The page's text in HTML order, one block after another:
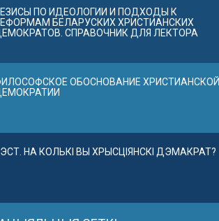
ПО ИДЕОЛОГИИ И ПОДХОДЫ К
БЕЛАРУСКИХ ХРИСТИАНСКИХ
СПРАВОЧНИК ДЛЯ ЛЕКТОРА
ОБОСНОВАНИЕ ХРИСТИАНСКОЙ
НА КОЛЬКІ ВЫ ХРЫСЦІЯНСКІ ДЭМАКРАТ?